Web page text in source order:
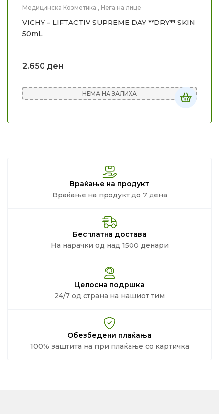
Медицинска Козметика , Нега на лице
VICHY – LIFTACTIV SUPREME DAY **DRY** SKIN
50mL
2.650 ден
НЕМА НА ЗАЛИХА
Враќање на продукт
Враќање на продукт до 7 дена
Бесплатна достава
На нарачки од над 1500 денари
Целосна подршка
24/7 од страна на нашиот тим
Обезбедени плаќања
100% заштита на при плаќање со картичка